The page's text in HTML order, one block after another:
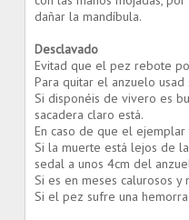
dañar la mandíbula.
Desclavado
Evitad que el pez rebote
Para quitar el anzuelo usad
Si disponéis de vivero es
sacadera claro está.
En caso de que el
Si la muerte está lejos de
sedal a unos 4cm del
Si es en meses calurosos
Si el pez sufre una